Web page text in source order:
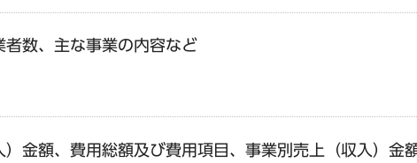
数、主な事業の内容など
金額、費用総額及び費用項目、事業別売上（収入）金